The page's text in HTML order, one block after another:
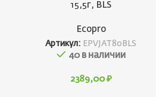
15,5г, BLS
Ecopro
Артикул: EPVJAT80BLS
40 в наличии
2389,00 ₽